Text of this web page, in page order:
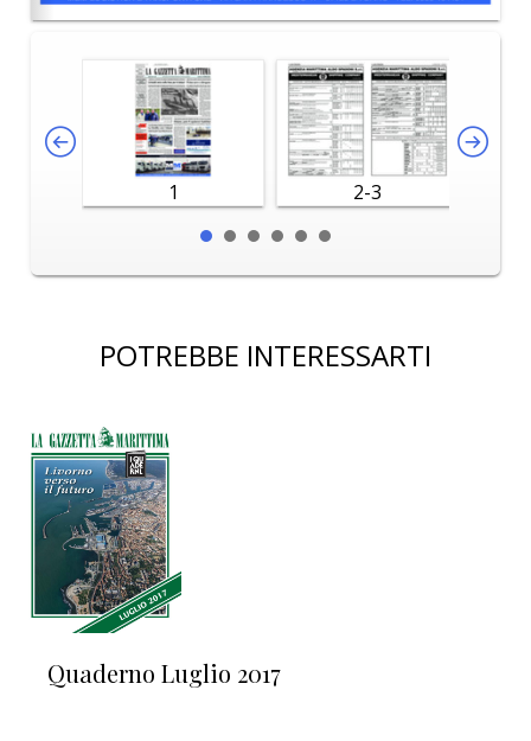
1 2-3
POTREBBE INTERESSARTI
Quaderno Luglio 2017